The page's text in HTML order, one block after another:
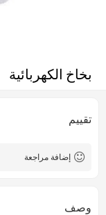
بخاخ الكهربائية
تقييم
إضافة مراجعة
وصف